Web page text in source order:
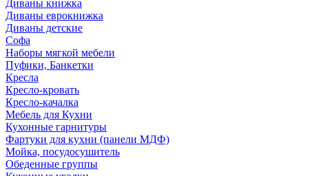
Диваны книжка
Диваны еврокнижка
Диваны детские
Софа
Наборы мягкой мебели
Пуфики, Банкетки
Кресла
Кресло-кровать
Кресло-качалка
Мебель для Кухни
Кухонные гарнитуры
Фартуки для кухни (панели МДФ)
Мойка, посудосушитель
Обеденные группы